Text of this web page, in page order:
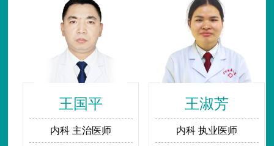
王国平
内科 主治医师
王淑芳
内科 执业医师